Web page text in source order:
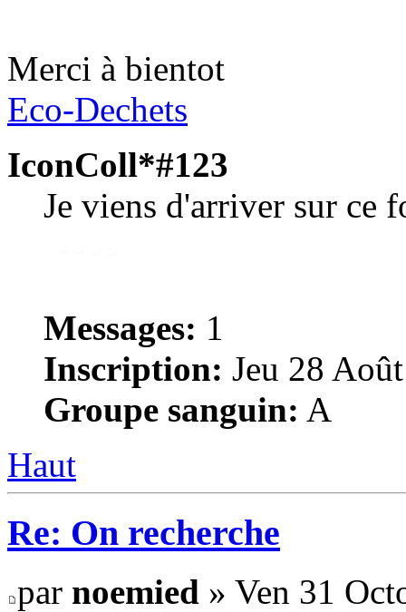
Merci à bientot
Eco-Dechets
IconColl*#123
Je viens d'arriver sur ce
Messages: 1
Inscription: Jeu 28
Groupe sanguin: A
Haut
Re: On recherche
par noemied » Ven 31